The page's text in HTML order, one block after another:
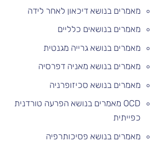
מאמרים בנושא דיכאון לאחר לידה
מאמרים בנושאים כלליים
מאמרים בנושא גרייה מגנטית
מאמרים בנושא מאניה דפרסיה
מאמרים בנושא סכיזופרניה
OCD מאמרים בנושא הפרעה טורדנית
כפייתית
מאמרים בנושא פסיכותרפיה